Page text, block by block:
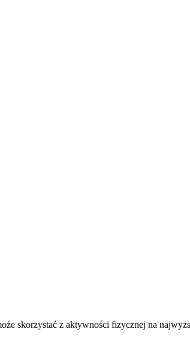
skorzystać z aktywności fizycznej na